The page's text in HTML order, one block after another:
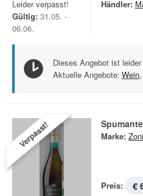
Leider verpasst!
Gültig: 31.05. -
06.06.
Händler:
Dieses Angebot ist
Aktuelle Angebote: Wein,
Verpasst! Marke:
Preis: €